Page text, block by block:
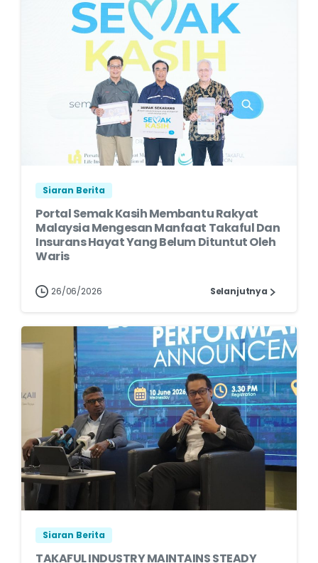
Siaran Berita
Portal Semak Kasih Membantu Rakyat
Malaysia Mengesan Manfaat Takaful Dan
Insurans Hayat Yang Belum Dituntut Oleh
Waris
26/06/2026 Selanjutnya
Siaran Berita
TAKAFUL INDUSTRY MAINTAINS STEADY